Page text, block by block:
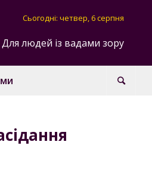
Для людей із вадами зору
Сьогодні: четвер, 6 серпня